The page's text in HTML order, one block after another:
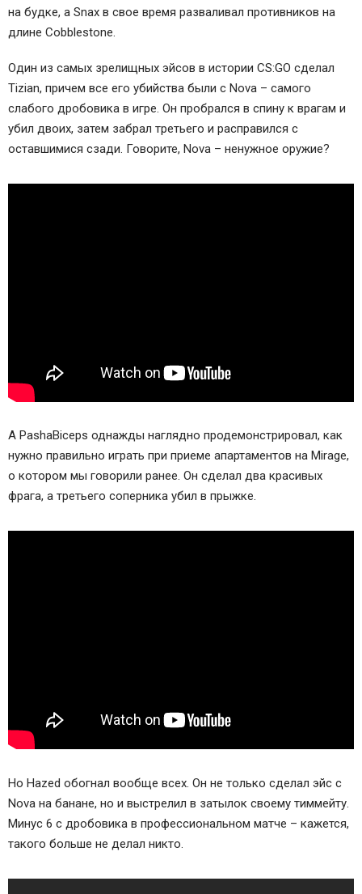
на будке, а Snax в свое время разваливал противников на
длине Cobblestone.
Один из самых зрелищных эйсов в истории CS:GO сделал
Tizian, причем все его убийства были с Nova – самого
слабого дробовика в игре. Он пробрался в спину к врагам и
убил двоих, затем забрал третьего и расправился с
оставшимися сзади. Говорите, Nova – ненужное оружие?
А PashaBiceps однажды наглядно продемонстрировал, как
нужно правильно играть при приеме апартаментов на Mirage,
о котором мы говорили ранее. Он сделал два красивых
фрага, а третьего соперника убил в прыжке.
Но Hazed обогнал вообще всех. Он не только сделал эйс с
Nova на банане, но и выстрелил в затылок своему тиммейту.
Минус 6 с дробовика в профессиональном матче – кажется,
такого больше не делал никто.